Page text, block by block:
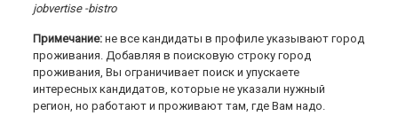
jobvertise -bistro
Примечание:не все кандидаты в профиле указывают город
проживания. Добавляя в поисковую строку город
проживания, Вы ограничивает поиск и упускаете
интересных кандидатов, которые не указали нужный
регион, но работают и проживают там, где Вам надо.